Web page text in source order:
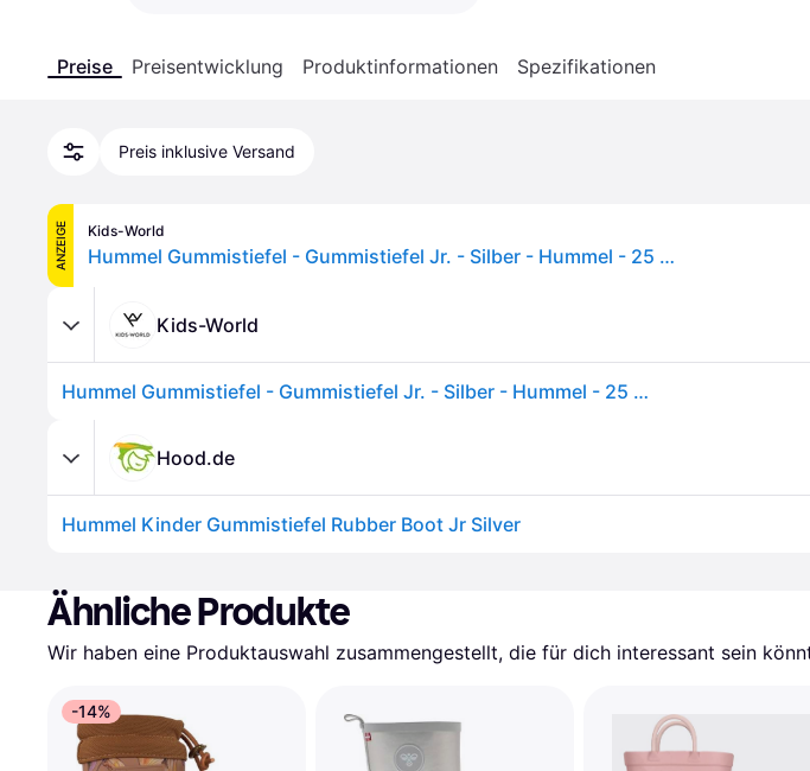
Preise Preisentwicklung Produktinformationen Spezifikationen
Preis inklusive Versand
ANZEIGE Kids-World
Hummel Gummistiefel - Gummistiefel Jr. - Silber - Hummel - 25 - Gummistiefel
Kids-World
Hummel Gummistiefel - Gummistiefel Jr. - Silber - Hummel - 25 - Gummistiefel
Hood.de
Hummel Kinder Gummistiefel Rubber Boot Jr Silver
Ähnliche Produkte
Wir haben eine Produktauswahl zusammengestellt, die für dich interessant sein
-14%